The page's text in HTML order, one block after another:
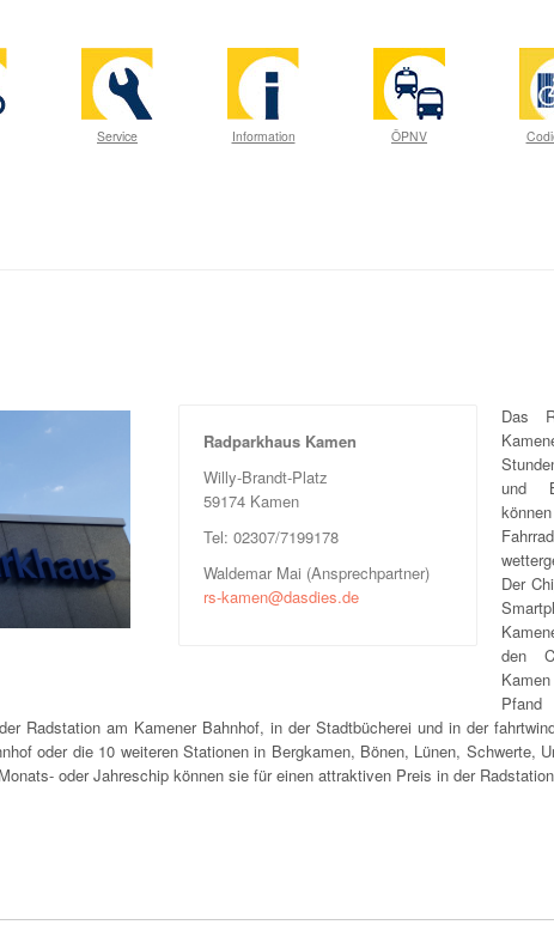
Service Information ÖPNV
Radparkhaus Kamen
Willy-Brandt-Platz
59174 Kamen
Tel: 02307/7199178
Waldemar Mai (Ansprechpartner)
rs-kamen@dasdies.de
Das
und
Der
den
Radstation am Kamener Bahnhof, in der Stadtbücherei und in der
oder die 10 weiteren Stationen in Bergkamen, Bönen, Lünen, Schwerte,
oder Jahreschip können sie für einen attraktiven Preis in der